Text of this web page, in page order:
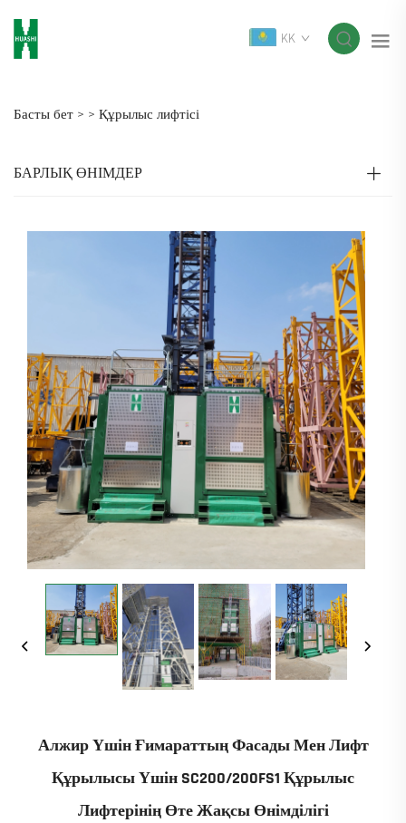
KK
Басты бет > > Құрылыс лифтісі
БАРЛЫҚ ӨНІМДЕР
Алжир Үшін Ғимараттың Фасады Мен Лифт
Құрылысы Үшін SC200/200FS1 Құрылыс
Лифтерінің Өте Жақсы Өнімділігі